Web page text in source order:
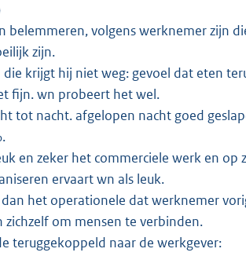
belemmeren, volgens werknemer zijn
zijn.
krijgt hij niet weg: gevoel dat eten
fijn. wn probeert het wel.
tot nacht. afgelopen nacht goed
en zeker het commerciele werk en
ervaart wn als leuk.
het operationele dat werknemer
om mensen te verbinden.
teruggekoppeld naar de werkgever: